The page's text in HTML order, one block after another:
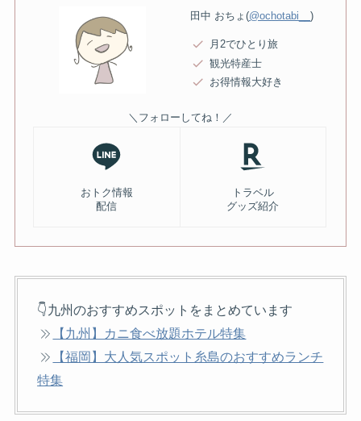
田中 おちょ(@ochotabi__)
月2でひとり旅
観光特産士
お得情報大好き
＼フォローしてね！／
おトク情報
配信
トラベル
グッズ紹介
👇九州のおすすめスポットをまとめています
【九州】カニ食べ放題ホテル特集
【福岡】大人気スポット糸島のおすすめランチ
特集